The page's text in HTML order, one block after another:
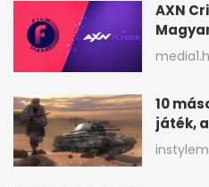
AXN
10
játék,